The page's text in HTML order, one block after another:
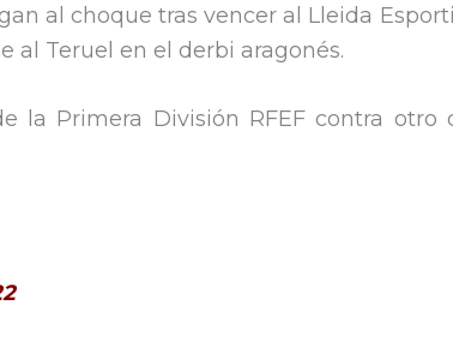
al choque tras vencer al Lleida
al Teruel en el derbi aragonés.
la Primera División RFEF contra otro